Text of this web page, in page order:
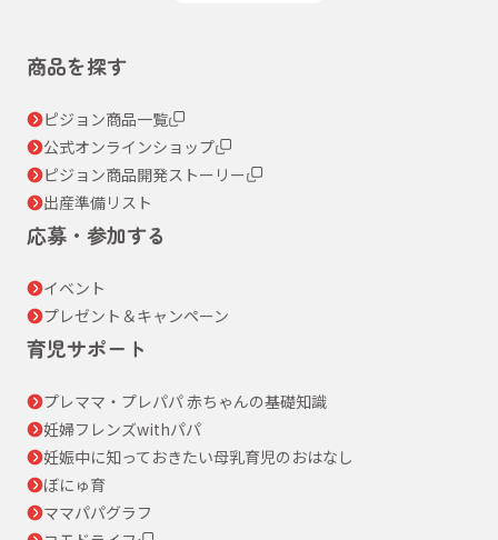
商品を探す
ピジョン商品一覧
公式オンラインショップ
ピジョン商品開発ストーリー
出産準備リスト
応募・参加する
イベント
プレゼント＆キャンペーン
育児サポート
プレママ・プレパパ 赤ちゃんの基礎知識
妊婦フレンズwithパパ
妊娠中に知っておきたい母乳育児のおはなし
ぼにゅ育
ママパパグラフ